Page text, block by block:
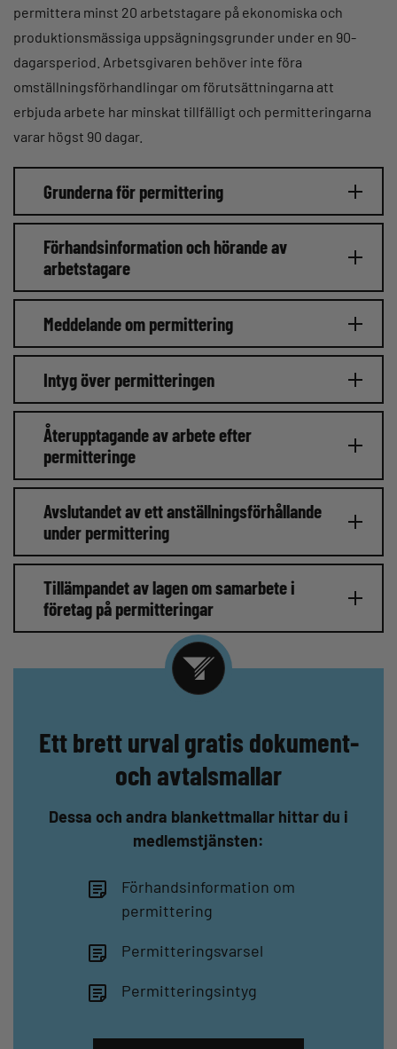
permittera minst 20 arbetstagare på ekonomiska och
produktionsmässiga uppsägningsgrunder under en 90-
dagarsperiod. Arbetsgivaren behöver inte föra
omställningsförhandlingar om förutsättningarna att
erbjuda arbete har minskat tillfälligt och permitteringarna
varar högst 90 dagar.
Grunderna för permittering
Förhandsinformation och hörande av
arbetstagare
Meddelande om permittering
Intyg över permitteringen
Återupptagande av arbete efter
permitteringe
Avslutandet av ett anställningsförhållande
under permittering
Tillämpandet av lagen om samarbete i
företag på permitteringar
Ett brett urval gratis dokument-
och avtalsmallar
Dessa och andra blankettmallar hittar du i
medlemstjänsten:
Förhandsinformation om
permittering
Permitteringsvarsel
Permitteringsintyg